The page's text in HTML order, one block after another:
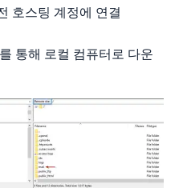
호스팅 계정에 연결
통해 로컬 컴퓨터로 다운